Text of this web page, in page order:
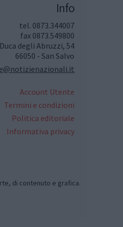
Info
tel. 0873.344007
fax 0873.549800
degli Abruzzi, 54
66050 - San Salvo
Account Utente
Termini e condizioni
Politica editoriale
Informativa privacy
di contenuto e grafica.